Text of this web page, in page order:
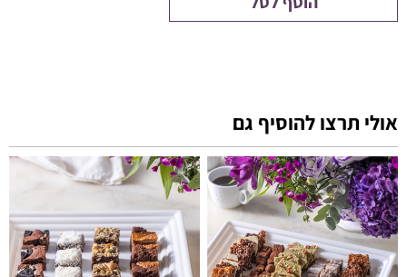
אולי תרצו להוסיף גם